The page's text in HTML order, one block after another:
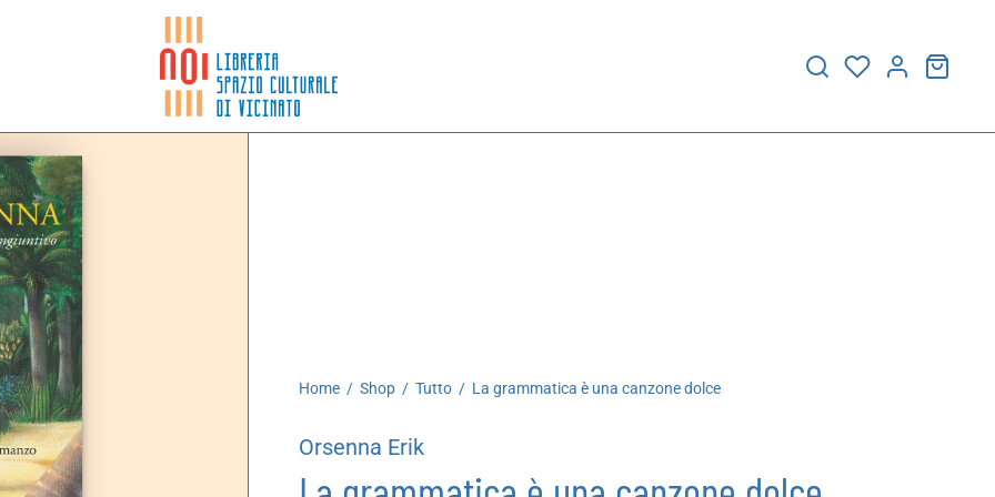
Home / Shop / Tutto / La grammatica è una canzone dolce
Orsenna Erik